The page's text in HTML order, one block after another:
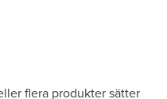
flera produkter sätter